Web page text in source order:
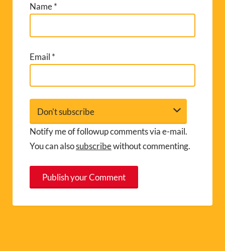
Name*
Email *
Notify me of followup comments via e-mail.
You can alsosubscribewithout commenting.